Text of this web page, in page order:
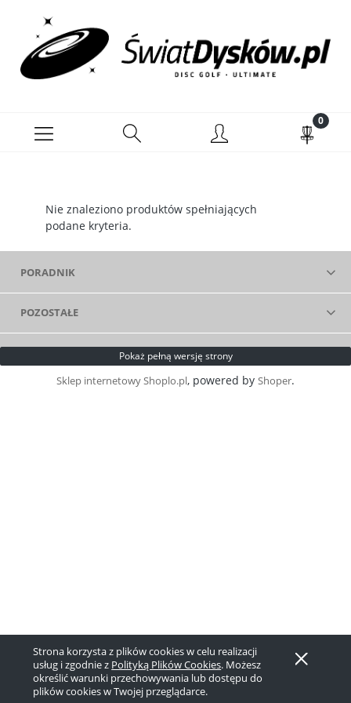
Strona korzysta z plików cookies w celu realizacji
usług i zgodnie z Polityką Plików Cookies. Możesz
określić warunki przechowywania lub dostępu do
plików cookies w Twojej przeglądarce.
Nie znaleziono produktów spełniających
podane kryteria.
PORADNIK
POZOSTAŁE
Pokaż pełną wersję strony
Sklep internetowy Shoplo.pl, powered by Shoper.